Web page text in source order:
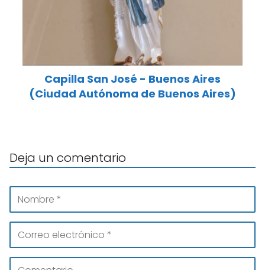
Capilla San José - Buenos Aires
(Ciudad Autónoma de Buenos Aires)
Deja un comentario